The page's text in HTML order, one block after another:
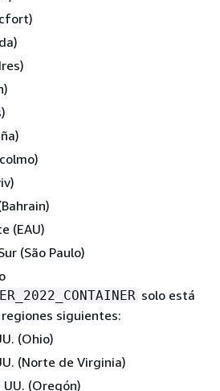
(EAU)
(São Paulo)
solo está
siguientes:
(Ohio)
(Norte de Virginia)
(Oregón)